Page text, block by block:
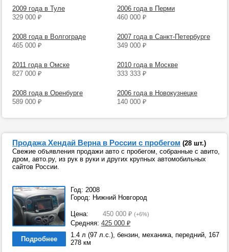
2009 года в Туле
329 000 ₽
2006 года в Перми
460 000 ₽
2008 года в Волгограде
465 000 ₽
2007 года в Санкт-Петербурге
349 000 ₽
2011 года в Омске
827 000 ₽
2010 года в Москве
333 333 ₽
2008 года в Оренбурге
589 000 ₽
2006 года в Новокузнецке
140 000 ₽
Продажа Хендай Верна в России с пробегом (28 шт.)
Свежие объявления продажи авто с пробегом, собранные с авито,
дром, авто.ру, из рук в руки и других крупных автомобильных
сайтов России.
Год: 2008
Город: Нижний Новгород
Цена: 450 000 ₽ (+6%)
Средняя: 425 000 ₽
Подробнее
1.4 л (97 л.с.), бензин, механика, передний, 167
278 км